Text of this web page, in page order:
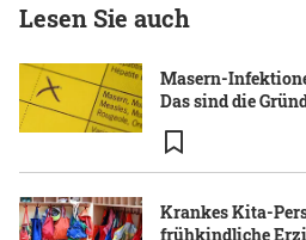
Lesen Sie auch
Masern-
Das sind die
Krankes Kita-
frühkindliche